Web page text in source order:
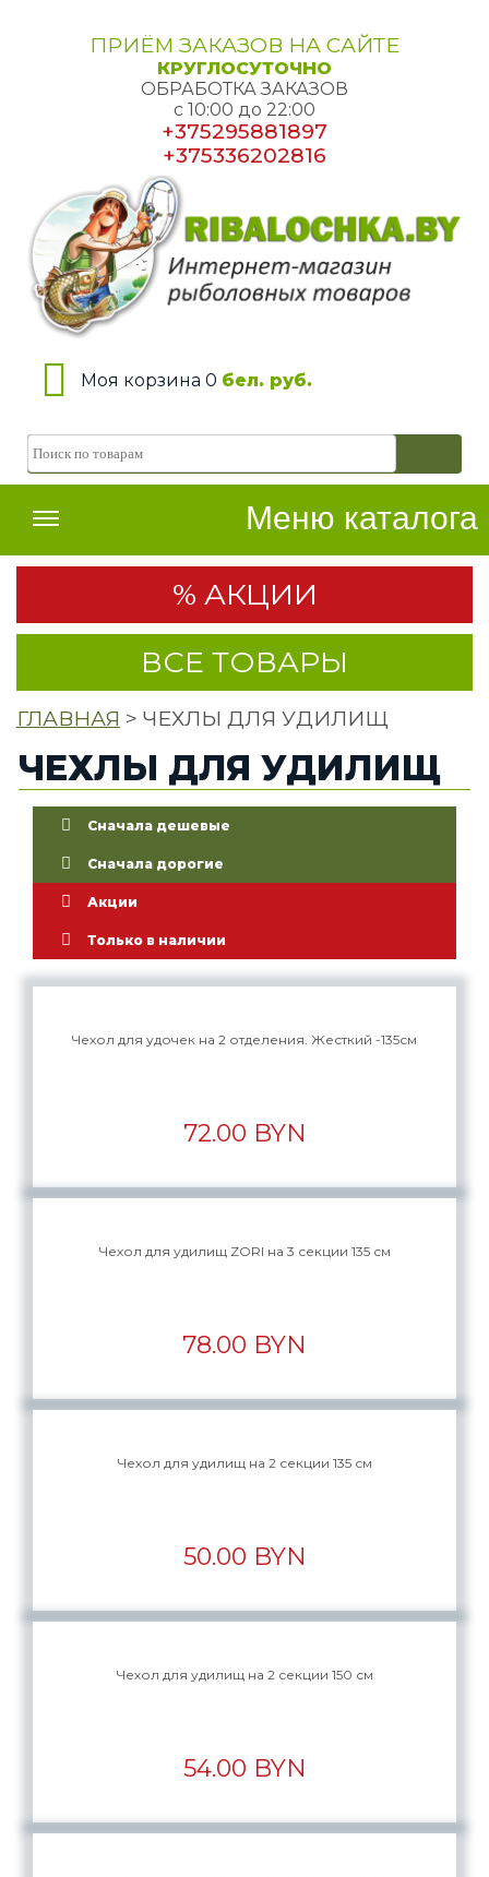
ПРИЁМ ЗАКАЗОВ НА САЙТЕ
КРУГЛОСУТОЧНО
ОБРАБОТКА ЗАКАЗОВ
с 10:00 до 22:00
+375295881897
+375336202816
Моя корзина 0 бел. руб.
Меню каталога
% АКЦИИ
ВСЕ ТОВАРЫ
ГЛАВНАЯ > ЧЕХЛЫ ДЛЯ УДИЛИЩ
ЧЕХЛЫ ДЛЯ УДИЛИЩ
Сначала дешевые
Сначала дорогие
Акции
Только в наличии
Чехол для удочек на 2 отделения. Жесткий -135см
72.00 BYN
Чехол для удилищ ZORI на 3 секции 135 см
78.00 BYN
Чехол для удилищ на 2 секции 135 см
50.00 BYN
Чехол для удилищ на 2 секции 150 см
54.00 BYN